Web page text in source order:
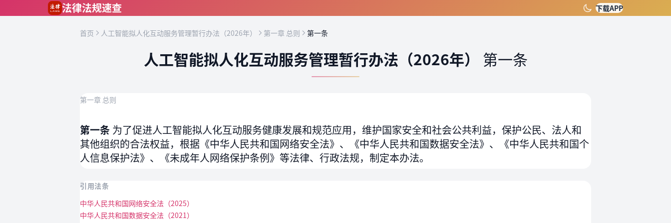
法律法规速查 下载APP
首页 人工智能拟人化互动服务管理暂行办法（2026年） 第一章 总则 第一条
人工智能拟人化互动服务管理暂行办法（2026年） 第一条
第一章 总则
第一条 为了促进人工智能拟人化互动服务健康发展和规范应用，维护国家安全和社会公共利益，保护公民、法人和
其他组织的合法权益，根据《中华人民共和国网络安全法》、《中华人民共和国数据安全法》、《中华人民共和国个
人信息保护法》、《未成年人网络保护条例》等法律、行政法规，制定本办法。
引用法条
中华人民共和国网络安全法（2025）
中华人民共和国数据安全法（2021）